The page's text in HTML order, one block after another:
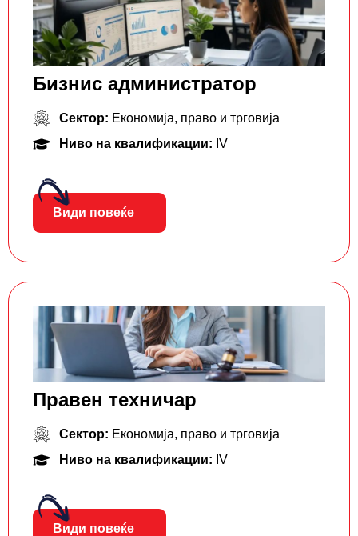
Бизнис администратор
Сектор: Економија, право и трговија
Ниво на квалификации: IV
Види повеќе
Правен техничар
Сектор: Економија, право и трговија
Ниво на квалификации: IV
Види повеќе